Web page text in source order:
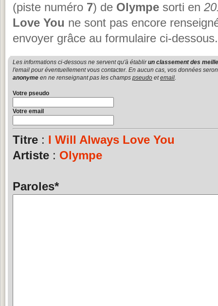
(piste numéro 7) de Olympe sorti en
Love You ne sont pas encore
envoyer grâce au formulaire ci-dessous.
Les informations ci-dessous ne servent qu'à établirun classement des
l'email pour éventuellement vous contacter. En aucun cas, vos données
anonyme en ne renseignant pas les champs pseudo etemail.
Votre pseudo
Votre email
Titre : I Will Always Love You
Artiste : Olympe
Paroles*